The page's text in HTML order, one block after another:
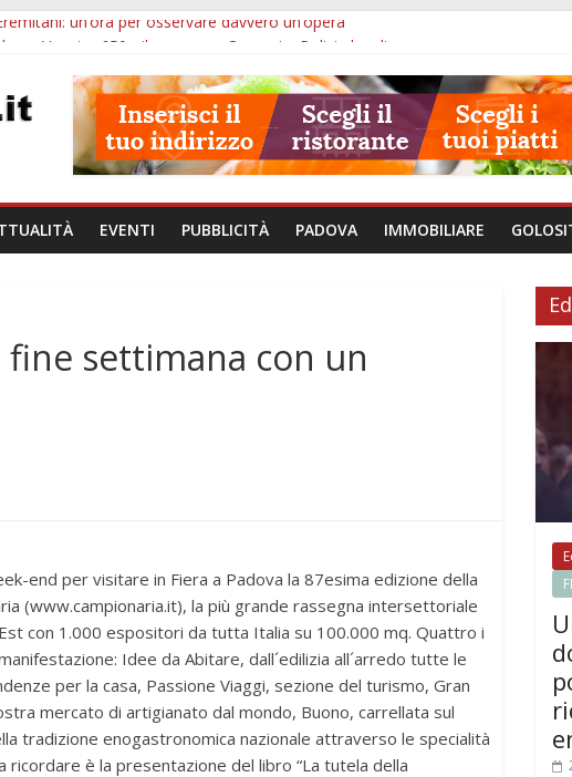
un’ora per osservare davvero un’opera
Padova: più controlli su strade, stazioni e treni
Veneto: 200 euro per l’abbonamento annuale
ore 10: arresto, fermata Busitalia e tregua dal caldo
EVENTI PUBBLICITÀ PADOVA IMMOBILIARE
fine settimana con un
end per visitare in Fiera a Padova la 87esima edizione della
(www.campionaria.it), la più grande rassegna intersettoriale
con 1.000 espositori da tutta Italia su 100.000 mq. Quattro i
Idee da Abitare, dall´edilizia all´arredo tutte le
per la casa, Passione Viaggi, sezione del turismo, Gran
mercato di artigianato dal mondo, Buono, carrellata sul
tradizione enogastronomica nazionale attraverso le specialità
è la presentazione del libro “La tutela della